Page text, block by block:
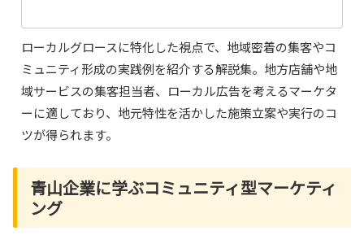
ローカルグロースに特化した視点で、地域密着の集客やコ
ミュニティ形成の実践例を紹介する解説集。地方店舗や地
域サービスの集客担当者、ローカル広告を考えるマーケタ
ーに適しており、地元特性を活かした施策立案や実行のコ
ツが得られます。
青山企業に学ぶコミュニティ型マーケティ
ング